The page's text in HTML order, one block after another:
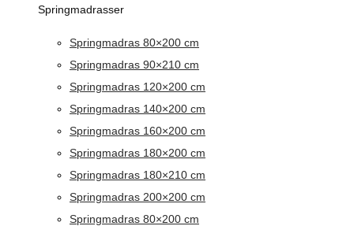
Springmadrasser
Springmadras 80×200 cm
Springmadras 90×210 cm
Springmadras 120×200 cm
Springmadras 140×200 cm
Springmadras 160×200 cm
Springmadras 180×200 cm
Springmadras 180×210 cm
Springmadras 200×200 cm
Springmadras 80×200 cm